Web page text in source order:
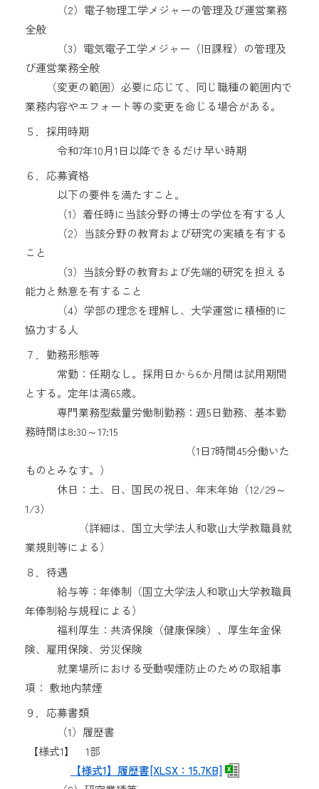
（2）電子物理工学メジャーの管理及び運営業務
全般
（3）電気電子工学メジャー（旧課程）の管理及
び運営業務全般
（変更の範囲）必要に応じて、同じ職種の範囲内で
業務内容やエフォート等の変更を命じる場合がある。
５．採用時期
令和7年10月1日以降できるだけ早い時期
６．応募資格
以下の要件を満たすこと。
（1）着任時に当該分野の博士の学位を有する人
（2）当該分野の教育および研究の実績を有する
こと
（3）当該分野の教育および先端的研究を担える
能力と熱意を有すること
（4）学部の理念を理解し、大学運営に積極的に
協力する人
７．勤務形態等
常勤：任期なし。採用日から6か月間は試用期間
とする。定年は満65歳。
専門業務型裁量労働制勤務：週5日勤務、基本勤
務時間は8:30～17:15
（1日7時間45分働いた
ものとみなす。）
休日：土、日、国民の祝日、年末年始（12/29～
1/3）
（詳細は、国立大学法人和歌山大学教職員就
業規則等による）
８．待遇
給与等：年俸制（国立大学法人和歌山大学教職員
年俸制給与規程による）
福利厚生：共済保険（健康保険）、厚生年金保
険、雇用保険、労災保険
就業場所における受動喫煙防止のための取組事
項： 敷地内禁煙
９．応募書類
（1）履歴書
【様式1】 1部
【様式1】履歴書[XLSX：15.7KB]